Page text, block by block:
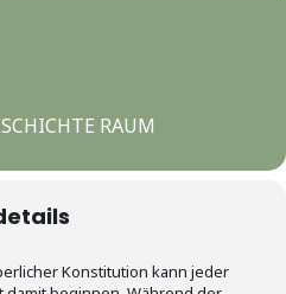
RAUM
Konstitution kann jeder